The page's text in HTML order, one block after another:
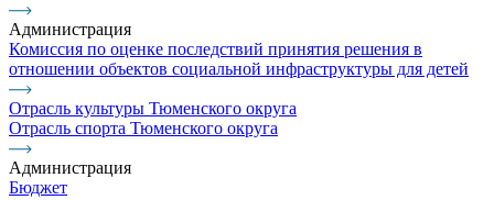
Администрация
Комиссия по оценке последствий принятия решения в
отношении объектов социальной инфраструктуры для детей
Отрасль культуры Тюменского округа
Отрасль спорта Тюменского округа
Администрация
Бюджет